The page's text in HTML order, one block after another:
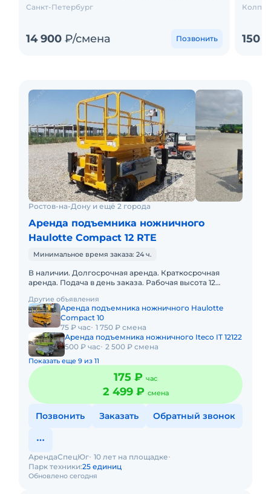
Санкт-Петербург
14 900 ₽/смена Позвонить 150
Ростов-на-Дону и ещё 2 города
Аренда подъемника ножничного
Haulotte Compact 12 RTE
Минимальное время заказа: 24 ч.
В наличии. Долгосрочная аренда. Краткосрочная
аренда. Подача в день заказа. Рабочая высота 12
Грузоподъёмность 35
Другие объявления
Аренда подъемника ножничного Haulotte
Compact 10
75 ₽ час 1 750 ₽ смена
Аренда подъемника ножничного Iteco IT 12122
500 ₽ час 2 500 ₽ смена
Показать еще 9 из 11
175 ₽ час
2 499 ₽ смена
Позвонить Заказать Обратный звонок
Обновлено сегодня
АрендаСпецЮг 10 лет на площадке
Парк техники:25 единиц